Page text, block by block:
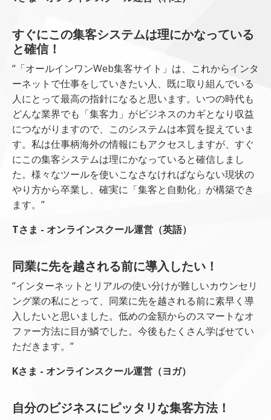
すぐにこの集客システムは理にかなっている
と確信！
“「オールインワンWeb集客サイト」は、これからインタ
ーネットで仕事をしていきたい人、既に取り組んでいる
人にとって最高の指針になると思います。いつの時代も
どんな業界でも「集客力」がビジネスのカギとなり収益
につながりますので、このシステムは本質を捉えていま
す。私は仕事柄海外の情報にもアクセスしますが、すぐ
にこの集客システムは理にかなっていると確信しまし
た。様々なツールを使いこなさなければならない現状の
やり方から卒業し、確実に「集客と自動化」が構築でき
ます。”
Tさま - オンラインスクール運営（英語）
同業に先を越される前に導入したい！
“インターネットとリアルの使い分けが難しいカウンセリ
ング業の私にとって、同業に先を越される前に素早く導
入したいと思いました。低めの金額からのスマートなオ
ファー方法に目が鱗でした。今後もたくさん学ばせてい
ただきます。”
Kさま - オンラインスクール運営（ヨガ）
自分のビジネスにピッタリな集客方法！